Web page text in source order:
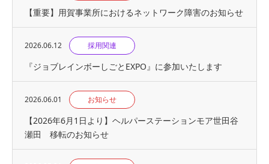
【重要】用賀事業所におけるネットワーク障害のお知らせ
2026.06.12 採用関連
『ジョブレインボーしごとEXPO』に参加いたします
2026.06.01 お知らせ
【2026年6月1日より】ヘルパーステーションモア世田谷
瀬田 移転のお知らせ